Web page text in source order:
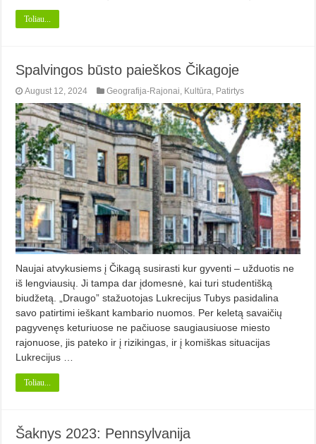
Toliau...
Spalvingos būsto paieškos Čikagoje
August 12, 2024 Geografija-Rajonai Kultūra Patirtys
Naujai atvykusiems į Čikagą susirasti kur gyventi – užduotis ne
iš lengviausių. Ji tampa dar įdomesnė, kai turi studentišką
biudžetą. „Draugo” stažuotojas Lukrecijus Tubys pasidalina
savo patirtimi ieškant kambario nuomos. Per keletą savaičių
pagyvenęs keturiuose ne pačiuose saugiausiuose miesto
rajonuose, jis pateko ir į rizikingas, ir į komiškas situacijas
Lukrecijus …
Toliau...
Šaknys 2023: Pennsylvanija